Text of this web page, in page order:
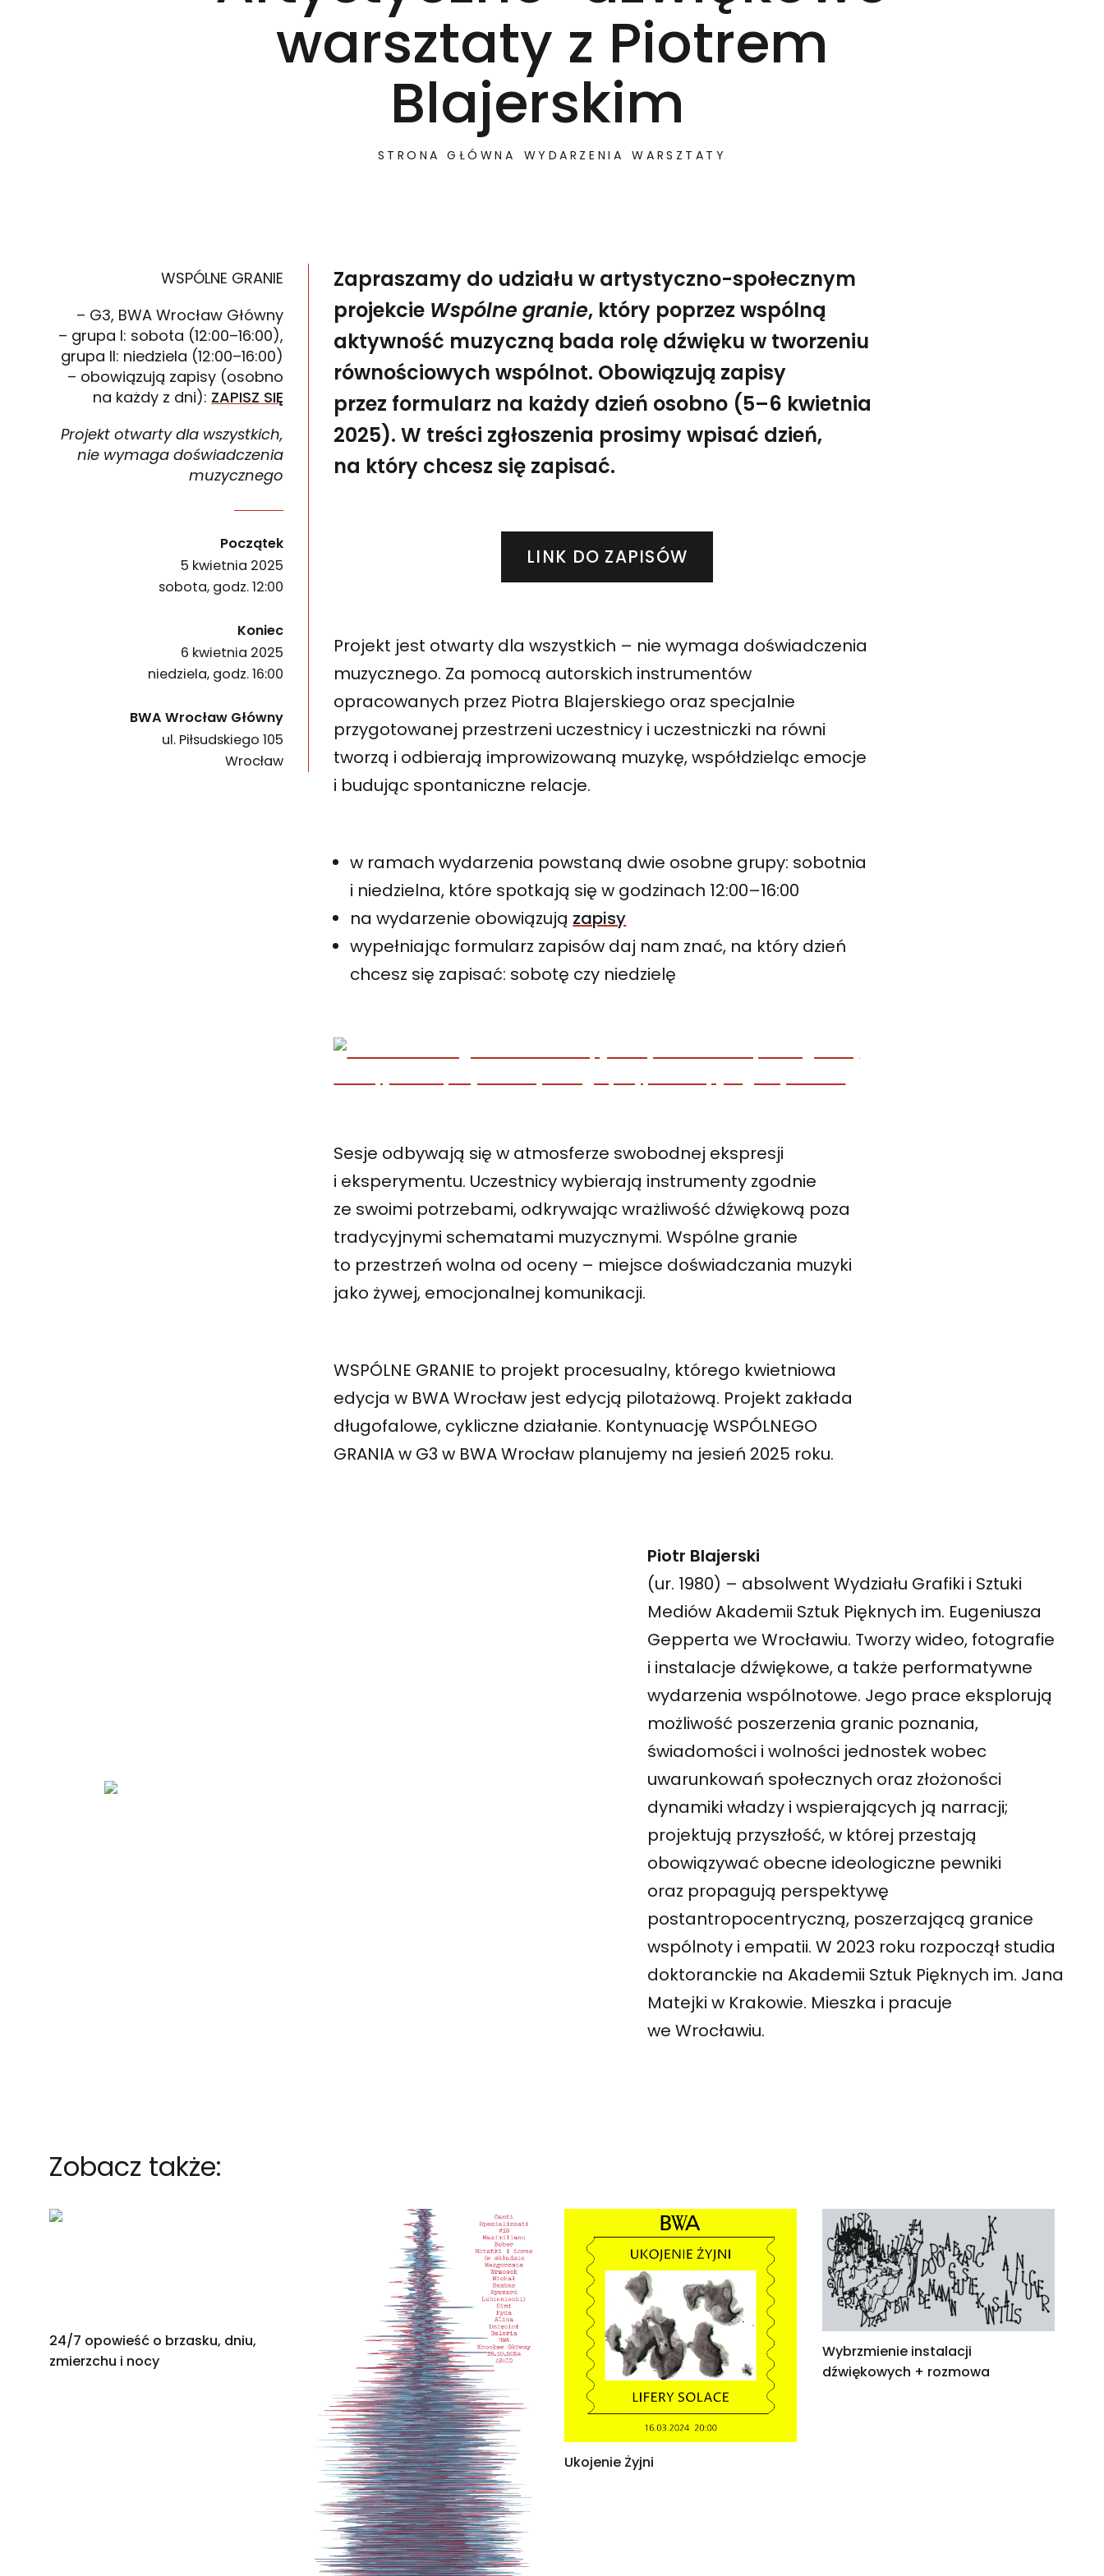
warsztaty z Piotrem
Blajerskim
STRONA GŁÓWNA WYDARZENIA WARSZTATY
WSPÓLNE GRANIE
– G3, BWA Wrocław Główny
– grupa I: sobota (12:00–16:00),
grupa II: niedziela (12:00–16:00)
– obowiązują zapisy (osobno
na każdy z dni): ZAPISZ SIĘ
Projekt otwarty dla wszystkich,
nie wymaga doświadczenia
muzycznego
Zapraszamy do udziału w artystyczno-społecznym projekcie Wspólne granie, który poprzez wspólną aktywność muzyczną bada rolę dźwięku w
Początek
Wspólne granie. Artystyczno-dźwiękowe warsztaty z Piotrem Blajerskim
5 kwietnia 2025
sobota, godz. 12:00
Koniec
6 kwietnia 2025
niedziela, godz. 16:00
BWA Wrocław Główny
ul. Piłsudskiego 105
50-085
Wrocław
Zapraszamy do udziału w artystyczno-społecznym
projekcie Wspólne granie, który poprzez wspólną
aktywność muzyczną bada rolę dźwięku w tworzeniu
równościowych wspólnot. Obowiązują zapisy
przez formularz na każdy dzień osobno (5–6 kwietnia
2025). W treści zgłoszenia prosimy wpisać dzień,
na który chcesz się zapisać.
LINK DO ZAPISÓW
Projekt jest otwarty dla wszystkich – nie wymaga doświadczenia
muzycznego. Za pomocą autorskich instrumentów
opracowanych przez Piotra Blajerskiego oraz specjalnie
przygotowanej przestrzeni uczestnicy i uczestniczki na równi
tworzą i odbierają improwizowaną muzykę, współdzieląc emocje
i budując spontaniczne relacje.
w ramach wydarzenia powstaną dwie osobne grupy: sobotnia
i niedzielna, które spotkają się w godzinach 12:00–16:00
na wydarzenie obowiązują zapisy
wypełniając formularz zapisów daj nam znać, na który dzień
chcesz się zapisać: sobotę czy niedzielę
Sesje odbywają się w atmosferze swobodnej ekspresji
i eksperymentu. Uczestnicy wybierają instrumenty zgodnie
ze swoimi potrzebami, odkrywając wrażliwość dźwiękową poza
tradycyjnymi schematami muzycznymi. Wspólne granie
to przestrzeń wolna od oceny – miejsce doświadczania muzyki
jako żywej, emocjonalnej komunikacji.
WSPÓLNE GRANIE to projekt procesualny, którego kwietniowa
edycja w BWA Wrocław jest edycją pilotażową. Projekt zakłada
długofalowe, cykliczne działanie. Kontynuację WSPÓLNEGO
GRANIA w G3 w BWA Wrocław planujemy na jesień 2025 roku.
Piotr Blajerski
(ur. 1980) – absolwent Wydziału Grafiki i Sztuki
Mediów Akademii Sztuk Pięknych im. Eugeniusza
Gepperta we Wrocławiu. Tworzy wideo, fotografie
i instalacje dźwiękowe, a także performatywne
wydarzenia wspólnotowe. Jego prace eksplorują
możliwość poszerzenia granic poznania,
świadomości i wolności jednostek wobec
uwarunkowań społecznych oraz złożoności
dynamiki władzy i wspierających ją narracji;
projektują przyszłość, w której przestają
obowiązywać obecne ideologiczne pewniki
oraz propagują perspektywę
postantropocentryczną, poszerzającą granice
wspólnoty i empatii. W 2023 roku rozpoczął studia
doktoranckie na Akademii Sztuk Pięknych im. Jana
Matejki w Krakowie. Mieszka i pracuje
we Wrocławiu.
Zobacz także:
24/7 opowieść o brzasku, dniu,
zmierzchu i nocy
Ukojenie Żyjni
Wybrzmienie instalacji
dźwiękowych + rozmowa